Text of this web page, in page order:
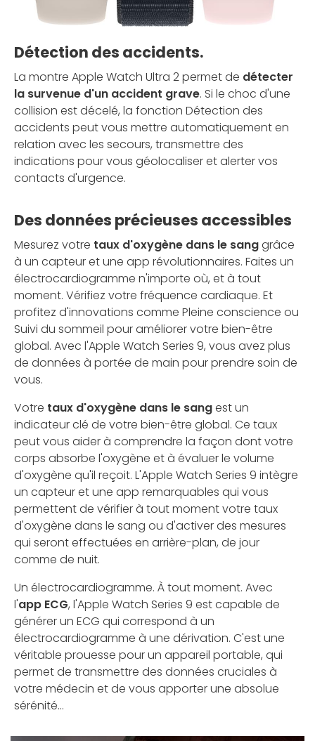
Détection des accidents.
La montre Apple Watch Ultra 2 permet de détecter
la survenue d'un accident grave. Si le choc d'une
collision est décelé, la fonction Détection des
accidents peut vous mettre automatiquement en
relation avec les secours, transmettre des
indications pour vous géolocaliser et alerter vos
contacts d'urgence.
Des données précieuses accessibles
Mesurez votre taux d'oxygène dans le sanggrâce
à un capteur et une app révolutionnaires. Faites un
électrocardiogramme n'importe où, et à tout
moment. Vérifiez votre fréquence cardiaque. Et
profitez d'innovations comme Pleine conscience ou
Suivi du sommeil pour améliorer votre bien-être
global. Avec l'Apple Watch Series 9, vous avez plus
de données à portée de main pour prendre soin de
vous.
Votre taux d'oxygène dans le sangest un
indicateur clé de votre bien-être global. Ce taux
peut vous aider à comprendre la façon dont votre
corps absorbe l'oxygène et à évaluer le volume
d'oxygène qu'il reçoit. L'Apple Watch Series 9 intègre
un capteur et une app remarquables qui vous
permettent de vérifier à tout moment votre taux
d'oxygène dans le sang ou d'activer des mesures
qui seront effectuées en arrière-plan, de jour
comme de nuit.
Un électrocardiogramme. À tout moment. Avec
l'app ECG, l'Apple Watch Series 9 est capable de
générer un ECG qui correspond à un
électrocardiogramme à une dérivation. C'est une
véritable prouesse pour un appareil portable, qui
permet de transmettre des données cruciales à
votre médecin et de vous apporter une absolue
sérénité...